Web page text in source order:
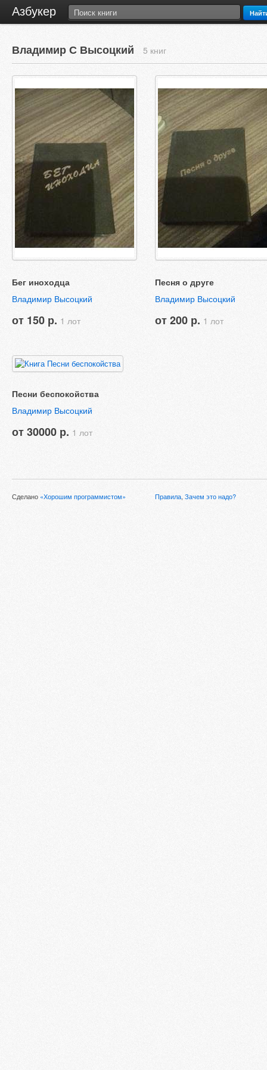
Азбукер
Владимир С Высоцкий 5 книг
Бег иноходца
Владимир Высоцкий
от 150 р. 1 лот
Песня о друге
Владимир Высоцкий
от 200 р. 1 лот
Песни беспокойства
Владимир Высоцкий
от 30000 р. 1 лот
Сделано «Хорошим программистом» Правила, Зачем это надо?